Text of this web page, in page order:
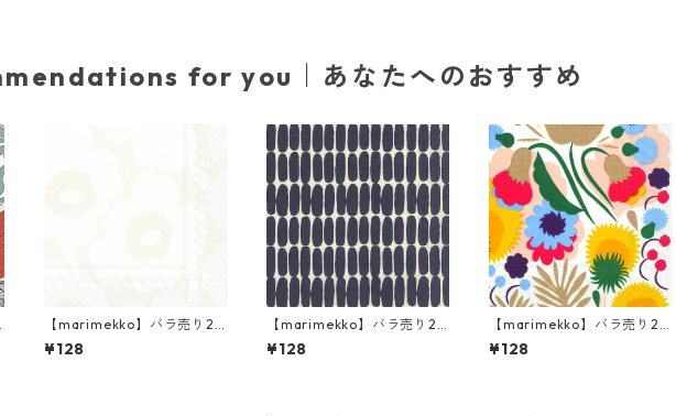
for you｜あなたへのおすすめ
【marimekko】バラ売り2
枚 ランチサイズ ペーパーナ
プキン UNIKKO ホワイトxグ
¥128
【marimekko】バラ売り2
枚 ランチサイズ ペーパーナ
プキン ALKU リネンxブラッ
¥128
【marimekko】バラ売り2
枚 ランチサイズ ペーパーナ
プキン PIKKUKELLUKKA ホ
¥128